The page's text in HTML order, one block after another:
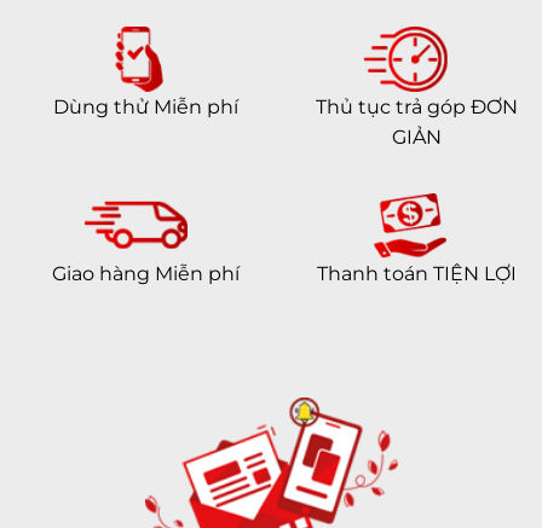
Dùng thử Miễn phí
Thủ tục trả góp ĐƠN
GIẢN
Giao hàng Miễn phí Thanh toán TIỆN LỢI